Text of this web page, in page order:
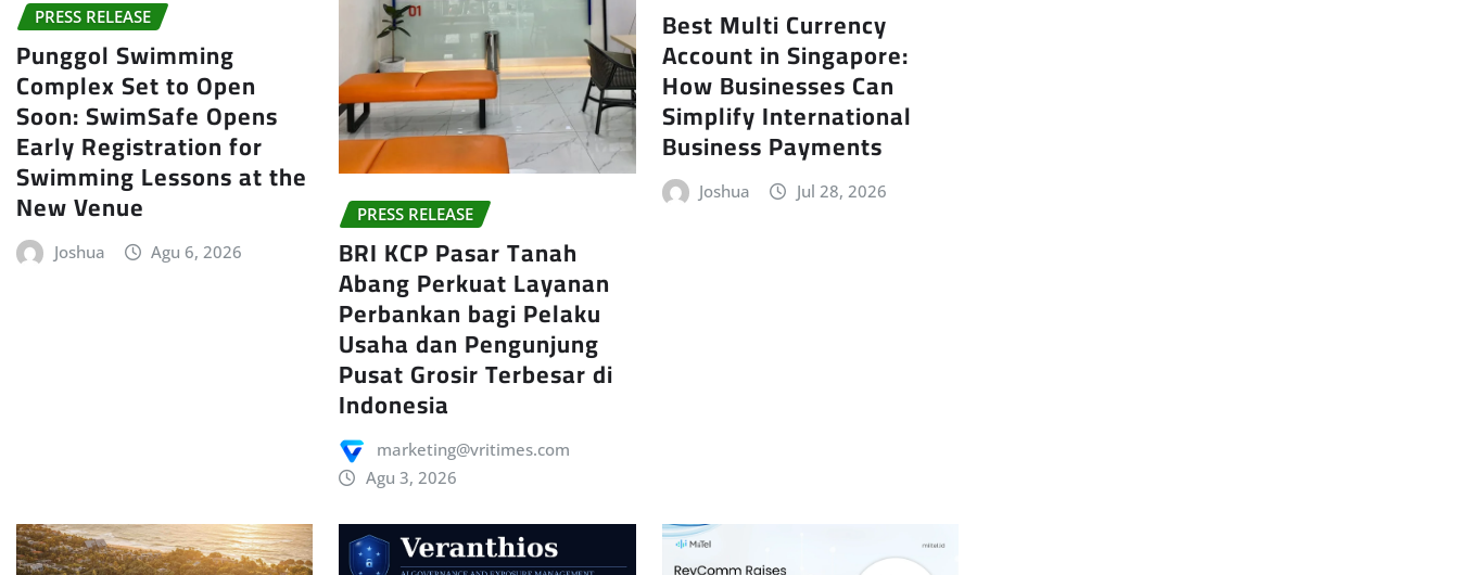
PRESS RELEASE
Punggol Swimming
Complex Set to Open
Soon: SwimSafe Opens
Early Registration for
Swimming Lessons at the
New Venue
Joshua Agu 6, 2026
PRESS RELEASE
BRI KCP Pasar Tanah
Abang Perkuat Layanan
Perbankan bagi Pelaku
Usaha dan Pengunjung
Pusat Grosir Terbesar di
Indonesia
marketing@vritimes.com
Agu 3, 2026
Best Multi Currency
Account in Singapore:
How Businesses Can
Simplify International
Business Payments
Joshua Jul 28, 2026